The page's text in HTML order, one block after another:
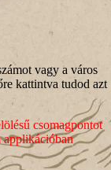
vagy a város
kattintva tudod azt
csomagpontot
applikációban